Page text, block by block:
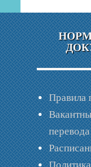
Правила
перевода